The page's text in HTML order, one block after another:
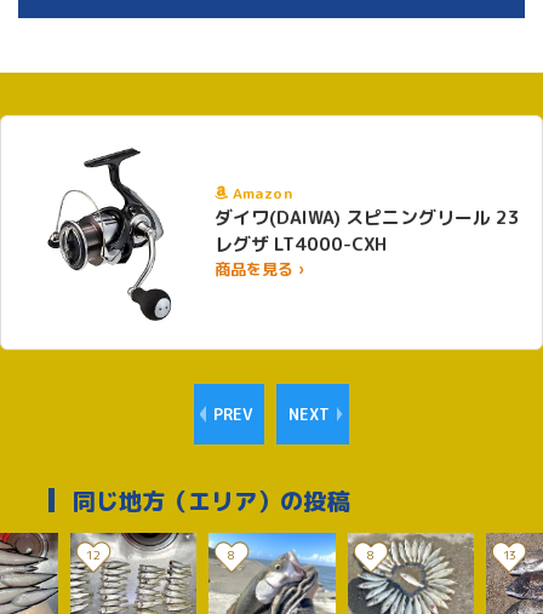
Amazon
ダイワ(DAIWA) スピニングリール 23
レグザ LT4000-CXH
商品を見る ›
PREV NEXT
同じ地方（エリア）の投稿
12 8 8 13